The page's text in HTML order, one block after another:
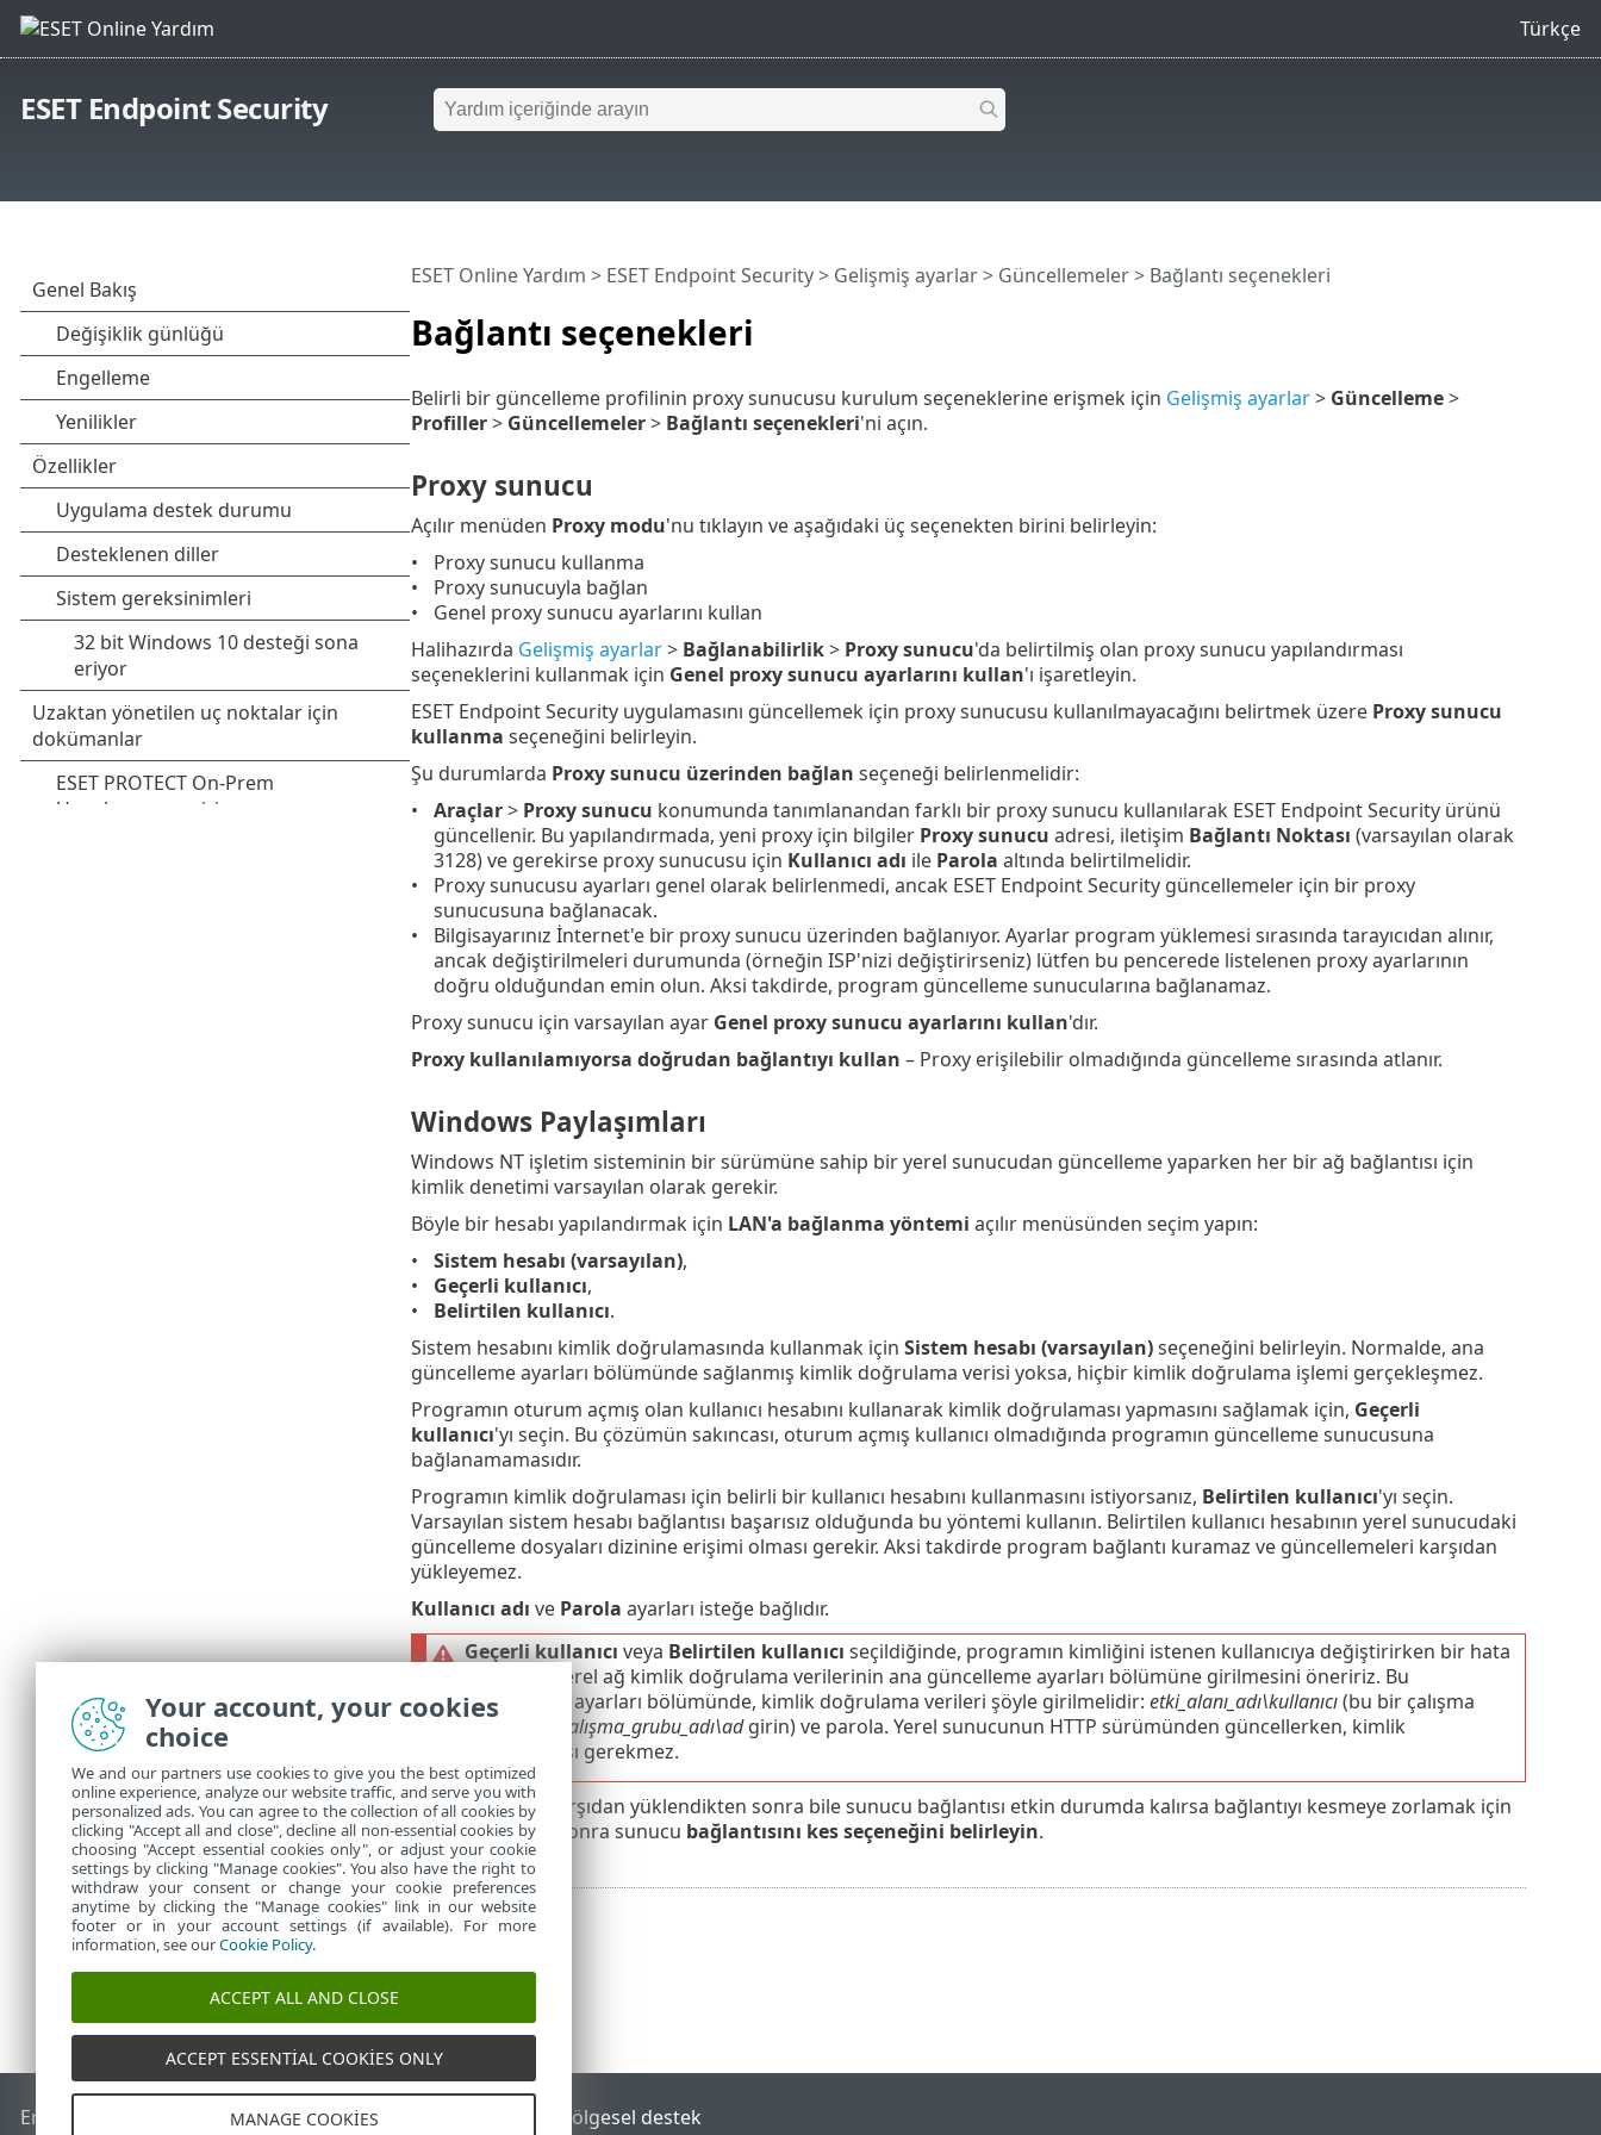
Türkçe
ESET Endpoint Security
Bağlantı seçenekleri
ESET Online Yardım > ESET Endpoint Security> Gelişmiş ayarlar> Güncellemeler> Bağlantı seçenekleri
Belirli bir güncelleme profilinin proxy sunucusu kurulum seçeneklerine erişmek için Gelişmiş ayarlar> Güncelleme>
Profiller> Güncellemeler> Bağlantı seçenekleri'ni açın.
Proxy sunucu
Açılır menüden Proxy modu'nu tıklayın ve aşağıdaki üç seçenekten birini belirleyin:
Proxy sunucu kullanma
Proxy sunucuyla bağlan
Genel proxy sunucu ayarlarını kullan
Halihazırda Gelişmiş ayarlar> Bağlanabilirlik> Proxy sunucu'da belirtilmiş olan proxy sunucu yapılandırması
seçeneklerini kullanmak için Genel proxy sunucu ayarlarını kullan'ı işaretleyin.
ESET Endpoint Security uygulamasını güncellemek için proxy sunucusu kullanılmayacağını belirtmek üzere Proxy sunucu
kullanma seçeneğini belirleyin.
Şu durumlarda Proxy sunucu üzerinden bağlan seçeneği belirlenmelidir:
Araçlar> Proxy sunucu konumunda tanımlanandan farklı bir proxy sunucu kullanılarak ESET Endpoint Security ürünü
güncellenir. Bu yapılandırmada, yeni proxy için bilgiler Proxy sunucu adresi, iletişim Bağlantı Noktası (varsayılan olarak
3128) ve gerekirse proxy sunucusu için Kullanıcı adı ile Parola altında belirtilmelidir.
Proxy sunucusu ayarları genel olarak belirlenmedi, ancak ESET Endpoint Security güncellemeler için bir proxy
sunucusuna bağlanacak.
Bilgisayarınız İnternet'e bir proxy sunucu üzerinden bağlanıyor. Ayarlar program yüklemesi sırasında tarayıcıdan alınır,
ancak değiştirilmeleri durumunda (örneğin ISP'nizi değiştirirseniz) lütfen bu pencerede listelenen proxy ayarlarının
doğru olduğundan emin olun. Aksi takdirde, program güncelleme sunucularına bağlanamaz.
Proxy sunucu için varsayılan ayar Genel proxy sunucu ayarlarını kullan'dır.
Proxy kullanılamıyorsa doğrudan bağlantıyı kullan – Proxy erişilebilir olmadığında güncelleme sırasında atlanır.
Windows Paylaşımları
Windows NT işletim sisteminin bir sürümüne sahip bir yerel sunucudan güncelleme yaparken her bir ağ bağlantısı için
kimlik denetimi varsayılan olarak gerekir.
Böyle bir hesabı yapılandırmak için LAN'a bağlanma yöntemi açılır menüsünden seçim yapın:
Sistem hesabı (varsayılan),
Geçerli kullanıcı,
Belirtilen kullanıcı.
Sistem hesabını kimlik doğrulamasında kullanmak için Sistem hesabı (varsayılan)seçeneğini belirleyin. Normalde, ana
güncelleme ayarları bölümünde sağlanmış kimlik doğrulama verisi yoksa, hiçbir kimlik doğrulama işlemi gerçekleşmez.
Programın oturum açmış olan kullanıcı hesabını kullanarak kimlik doğrulaması yapmasını sağlamak için, Geçerli
kullanıcı'yı seçin. Bu çözümün sakıncası, oturum açmış kullanıcı olmadığında programın güncelleme sunucusuna
bağlanamamasıdır.
Programın kimlik doğrulaması için belirli bir kullanıcı hesabını kullanmasını istiyorsanız, Belirtilen kullanıcı'yı seçin.
Varsayılan sistem hesabı bağlantısı başarısız olduğunda bu yöntemi kullanın. Belirtilen kullanıcı hesabının yerel sunucudaki
güncelleme dosyaları dizinine erişimi olması gerekir. Aksi takdirde program bağlantı kuramaz ve güncellemeleri karşıdan
yükleyemez.
Kullanıcı adı ve Parola ayarları isteğe bağlıdır.
Geçerli kullanıcı veya Belirtilen kullanıcı seçildiğinde, programın kimliğini istenen kullanıcıya değiştirirken bir hata
oluşabilir. Yerel ağ kimlik doğrulama verilerinin ana güncelleme ayarları bölümüne girilmesini öneririz. Bu
güncelleme ayarları bölümünde, kimlik doğrulama verileri şöyle girilmelidir: etki_alanı_adı\kullanıcı(bu bir çalışma
çalışma_grubu_adı\adgirin) ve parola. Yerel sunucunun HTTP sürümünden güncellerken, kimlik
doğrulaması gerekmez.
Güncellemeler karşıdan yüklendikten sonra bile sunucu bağlantısı etkin durumda kalırsa bağlantıyı kesmeye zorlamak için
Güncellemeden sonra sunucu bağlantısını kes seçeneğini belirleyin.
End of Life ESET Bilgi BankasıESET Forumu Bölgesel destek
Your account, your cookies
choice
We and our partners use cookies to give you the best optimized
online experience, analyze our website traffic, and serve you with
personalized ads. You can agree to the collection of all cookies by
clicking "Accept all and close", decline all non-essential cookies by
choosing "Accept essential cookies only", or adjust your cookie
settings by clicking "Manage cookies". You also have the right to
withdraw your consent or change your cookie preferences
anytime by clicking the "Manage cookies" link in our website
footer or in your account settings (if available). For more
information, see ourCookie Policy.
ACCEPT ALL AND CLOSE
ACCEPT ESSENTIAL COOKIES ONLY
MANAGE COOKIES